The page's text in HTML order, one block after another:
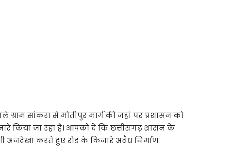
सांकरा से मोतीपुर मार्ग की जहां पर प्रशासन को
किया जा रहा है। आपको दे कि छत्तीसगढ़ शासन के
अनदेखा करते हुए रोड के किनारे अवैध निर्माण